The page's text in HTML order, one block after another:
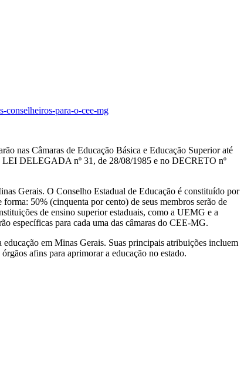
conselheiros-para-o-cee-mg
nas Câmaras de Educação Básica e Educação Superior até
LEI DELEGADA nº 31, de 28/08/1985 e no DECRETO nº
Gerais. O Conselho Estadual de Educação é constituído por
50% (cinquenta por cento) de seus membros serão de
de ensino superior estaduais, como a UEMG e a
específicas para cada uma das câmaras do CEE-MG.
em Minas Gerais. Suas principais atribuições incluem
afins para aprimorar a educação no estado.